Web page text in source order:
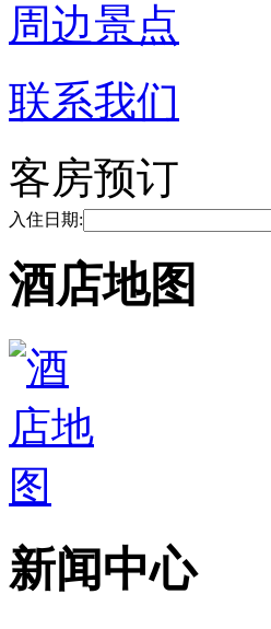
周边景点
联系我们
客房预订
入住日期:
酒店地图
新闻中心